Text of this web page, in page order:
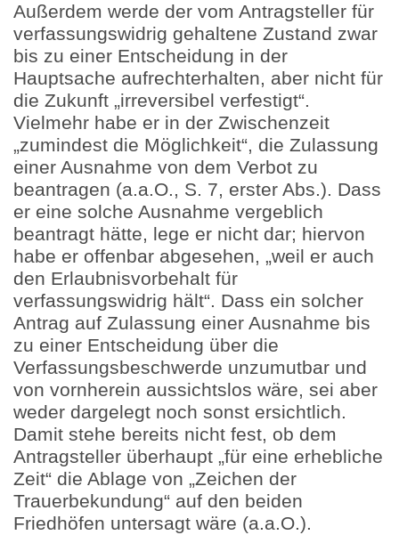
Außerdem werde der vom Antragsteller für
verfassungswidrig gehaltene Zustand zwar
bis zu einer Entscheidung in der
Hauptsache aufrechterhalten, aber nicht für
die Zukunft „irreversibel verfestigt“.
Vielmehr habe er in der Zwischenzeit
„zumindest die Möglichkeit“, die Zulassung
einer Ausnahme von dem Verbot zu
beantragen (a.a.O., S. 7, erster Abs.). Dass
er eine solche Ausnahme vergeblich
beantragt hätte, lege er nicht dar; hiervon
habe er offenbar abgesehen, „weil er auch
den Erlaubnisvorbehalt für
verfassungswidrig hält“. Dass ein solcher
Antrag auf Zulassung einer Ausnahme bis
zu einer Entscheidung über die
Verfassungsbeschwerde unzumutbar und
von vornherein aussichtslos wäre, sei aber
weder dargelegt noch sonst ersichtlich.
Damit stehe bereits nicht fest, ob dem
Antragsteller überhaupt „für eine erhebliche
Zeit“ die Ablage von „Zeichen der
Trauerbekundung“ auf den beiden
Friedhöfen untersagt wäre (a.a.O.).